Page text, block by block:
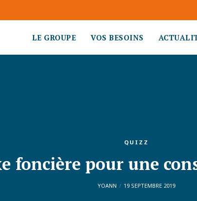
LE GROUPE VOS BESOINS
QUIZZ
foncière pour une
YOANN 19 SEPTEMBRE 2019